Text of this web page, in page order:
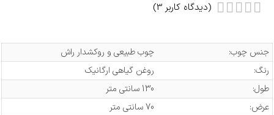
(دیدگاه کاربر 3
)
جنس چوب:
چوب طبیعی و روکشدار راش
رنگ:
روغن گیاهی ارگانیک
طول:
130 سانتی متر
عرض:
70 سانتی متر